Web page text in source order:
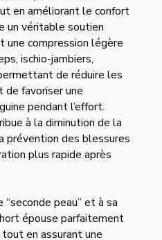
en améliorant le confort
un véritable soutien
une compression légère
ischio-jambiers,
de réduire les
de favoriser une
pendant l’effort.
à la diminution de la
prévention des blessures
plus rapide après
“seconde peau” et à sa
épouse parfaitement
en assurant une